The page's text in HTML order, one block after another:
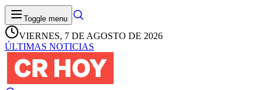
Toggle menu
VIERNES, 7 DE AGOSTO DE 2026
ÚLTIMAS NOTICIAS